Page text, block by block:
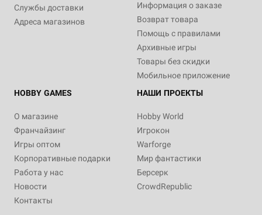
Службы доставки
Адреса магазинов
Информация о заказе
Возврат товара
Помощь с правилами
Архивные игры
Товары без скидки
Мобильное приложение
HOBBY GAMES
О магазине
Франчайзинг
Игры оптом
Корпоративные подарки
Работа у нас
Новости
Контакты
НАШИ ПРОЕКТЫ
Hobby World
Игрокон
Warforge
Мир фантастики
Берсерк
CrowdRepublic